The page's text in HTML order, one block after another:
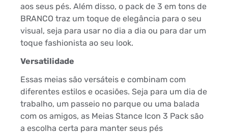
aos seus pés. Além disso, o pack de 3 em tons de
BRANCO traz um toque de elegância para o seu
visual, seja para usar no dia a dia ou para dar um
toque fashionista ao seu look.
Versatilidade
Essas meias são versáteis e combinam com
diferentes estilos e ocasiões. Seja para um dia de
trabalho, um passeio no parque ou uma balada
com os amigos, as Meias Stance Icon 3 Pack são
a escolha certa para manter seus pés